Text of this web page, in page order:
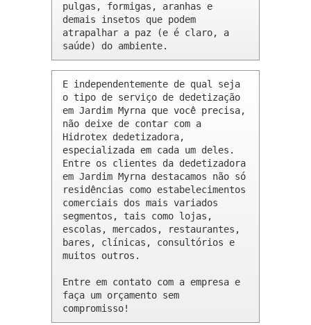
pulgas, formigas, aranhas e
demais insetos que podem
atrapalhar a paz (e é claro, a
saúde) do ambiente.
E independentemente de qual seja
o tipo de serviço de dedetização
em Jardim Myrna que você precisa,
não deixe de contar com a
Hidrotex dedetizadora,
especializada em cada um deles.
Entre os clientes da dedetizadora
em Jardim Myrna destacamos não só
residências como estabelecimentos
comerciais dos mais variados
segmentos, tais como lojas,
escolas, mercados, restaurantes,
bares, clínicas, consultórios e
muitos outros.
Entre em contato com a empresa e
faça um orçamento sem
compromisso!